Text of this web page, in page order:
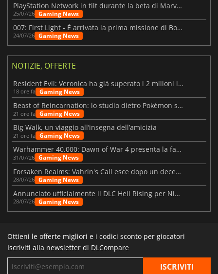
PlayStation Network in tilt durante la beta di Marvel Tōkon
25/07/26 Gaming News
007: First Light - È arrivata la prima missione di Bond dopo il lancio
24/07/26 Gaming News
NOTIZIE, OFFERTE
Resident Evil: Veronica ha già superato i 2 milioni liste dei desideri
18 ore fa Gaming News
Beast of Reincarnation: lo studio dietro Pokémon su una nuova strada
21 ore fa Gaming News
Big Walk, un viaggio all’insegna dell’amicizia
21 ore fa Gaming News
Warhammer 40.000: Dawn of War 4 presenta la fazione dei Necron
31/07/26 Gaming News
Forsaken Realms: Vahrin's Call esce dopo un decennio di sviluppo
28/07/26 Gaming News
Annunciato ufficialmente il DLC Hell Rising per Nioh 3
28/07/26 Gaming News
Ottieni le offerte migliori e i codici sconto per giocatori
Iscriviti alla newsletter di DLCompare